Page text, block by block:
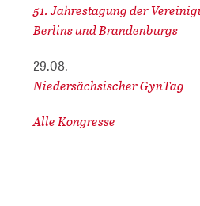
51. Jahrestagung der
Berlins und Brandenburgs
29.08.
Niedersächsischer GynTag
Alle Kongresse